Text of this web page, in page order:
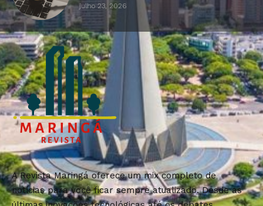
julho 23, 2026
A Revista Maringá oferece um mix completo de
notícias para você ficar sempre atualizado. Desde as